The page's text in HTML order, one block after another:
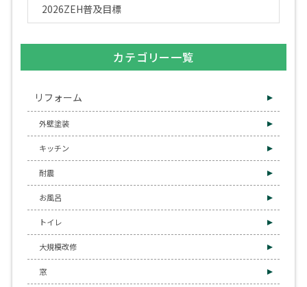
2026ZEH普及目標
カテゴリー一覧
リフォーム
外壁塗装
キッチン
耐震
お風呂
トイレ
大規模改修
窓